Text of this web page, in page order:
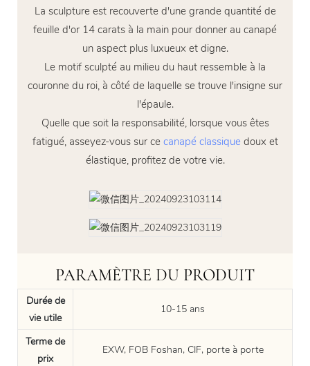
La sculpture est recouverte d'une grande quantité de
feuille d'or 14 carats à la main pour donner au canapé
un aspect plus luxueux et digne.
Le motif sculpté au milieu du haut ressemble à la
couronne du roi, à côté de laquelle se trouve l'insigne sur
l'épaule.
Quelle que soit la responsabilité, lorsque vous êtes
fatigué, asseyez-vous sur ce canapé classique doux et
élastique, profitez de votre vie.
PARAMÈTRE DU PRODUIT
Durée de
vie utile
10-15 ans
Terme de
prix
EXW, FOB Foshan, CIF, porte à porte